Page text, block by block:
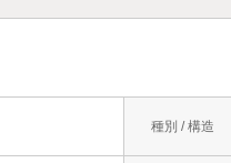
種別 / 構造